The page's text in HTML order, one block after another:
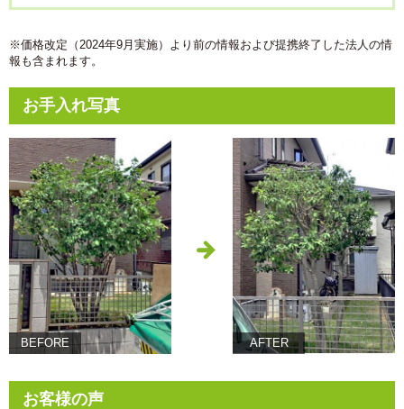
※価格改定（2024年9月実施）より前の情報および提携終了した法人の情
報も含まれます。
お手入れ写真
BEFORE AFTER
お客様の声